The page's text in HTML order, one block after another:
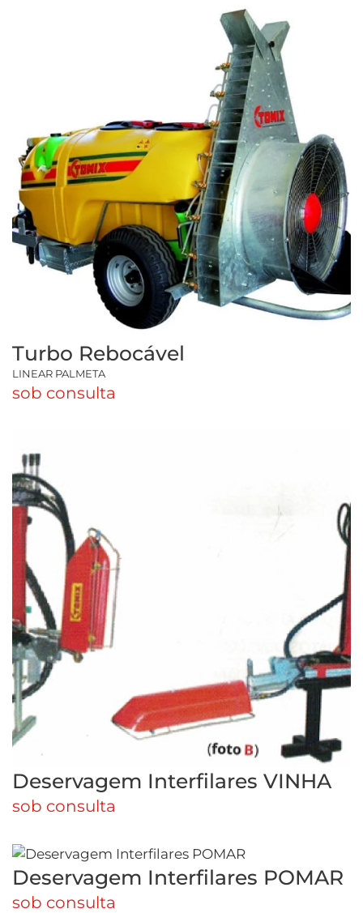
Turbo Rebocável
LINEAR PALMETA
sob consulta
Deservagem Interfilares VINHA
sob consulta
Deservagem Interfilares POMAR
sob consulta